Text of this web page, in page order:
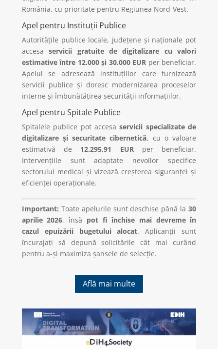
România, cu prioritate pentru Regiunea Nord-Vest.
Apel pentru Instituții Publice
Autoritățile publice locale, județene și naționale pot
accesaservicii gratuite de digitalizare cu valori
estimative între 12.000 și 30.000 EUR per beneficiar.
Apelul se adresează instituțiilor care furnizează
servicii publice și doresc modernizarea proceselor
interne și îmbunătățirea securității informațiilor.
Apel pentru Spitale Publice
Spitalele publice pot accesaservicii specializate de
digitalizare și securitate cibernetică, cu o valoare
estimativă de 12.295,91 EURper beneficiar.
Intervențiile sunt adaptate nevoilor specifice
sectorului medical și vizează creșterea siguranței și
eficienței operaționale.
Important: Toate apelurile sunt deschise până la30
aprilie 2026, însă pot fi închise mai devreme în
cazul epuizării bugetului alocat. Aplicanții sunt
încurajați să depună solicitările cât mai curând
pentru a-și maximiza șansele de selecție.
Află mai multe